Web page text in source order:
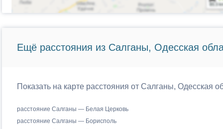
Ещё расстояния из Салганы, Одесская
Показать на карте расстояния от Салганы, Одесская
расстояние Салганы — Белая Церковь
расстояние Салганы — Борисполь